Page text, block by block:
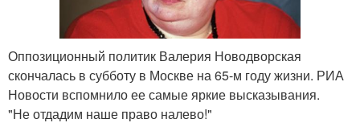
Оппозиционный политик Валерия Новодворская
скончалась в субботу в Москве на 65-м году жизни. РИА
Новости вспомнило ее самые яркие высказывания.
"Не отдадим наше право налево!"